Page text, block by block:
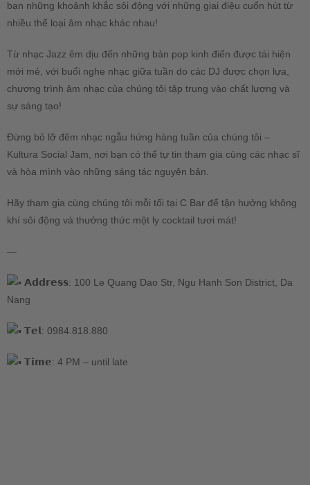
bạn những khoảnh khắc sôi động với những giai điệu cuốn hút từ
nhiều thể loại âm nhạc khác nhau!
Từ nhạc Jazz êm dịu đến những bản pop kinh điển được tái hiện
mới mẻ, với buổi nghe nhạc giữa tuần do các DJ được chọn lựa,
chương trình âm nhạc của chúng tôi tập trung vào chất lượng và
sự sáng tạo!
Đừng bỏ lỡ đêm nhạc ngẫu hứng hàng tuần của chúng tôi –
Kultura Social Jam, nơi bạn có thể tự tin tham gia cùng các nhạc sĩ
và hòa mình vào những sáng tác nguyên bản.
Hãy tham gia cùng chúng tôi mỗi tối tại C Bar để tận hưởng không
khí sôi động và thưởng thức một ly cocktail tươi mát!
—
𝗔𝗱𝗱𝗿𝗲𝘀𝘀: 100 Le Quang Dao Str, Ngu Hanh Son District, Da
Nang
𝗧𝗲𝗹: 0984.818.880
𝗧𝗶𝗺𝗲: 4 PM – until late